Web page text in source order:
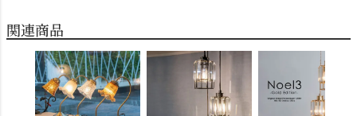
関連商品